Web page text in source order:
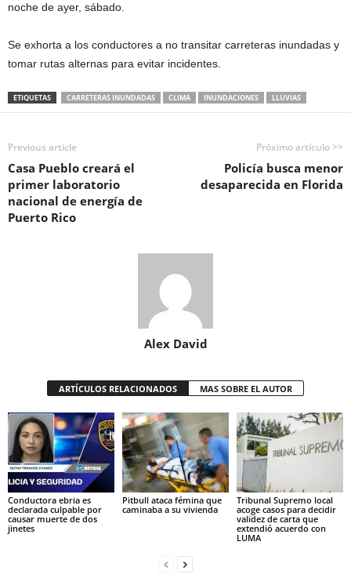
noche de ayer, sábado.
Se exhorta a los conductores a no transitar carreteras inundadas y
tomar rutas alternas para evitar incidentes.
ETIQUETAS CARRETERAS INUNDADAS CLIMA INUNDACIONES LLUVIAS
Previous article
Casa Pueblo creará el
primer laboratorio
nacional de energía de
Puerto Rico
Próximo artículo >>
Policía busca menor
desaparecida en Florida
Alex David
ARTÍCULOS RELACIONADOS MAS SOBRE EL AUTOR
Conductora ebria es
declarada culpable por
causar muerte de dos
jinetes
Pitbull ataca fémina que
caminaba a su vivienda
Tribunal Supremo local
acoge casos para decidir
validez de carta que
extendió acuerdo con
LUMA